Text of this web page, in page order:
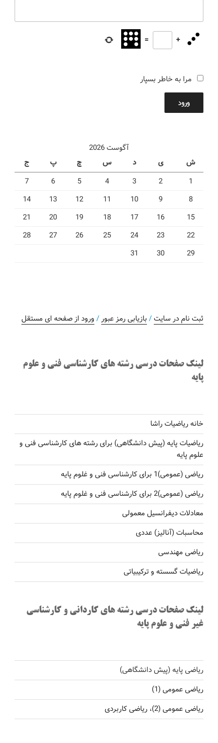
+
=
مرا به خاطر بسپار
ورود
آگوست 2026
ش
ی د س چ پ
ج
1
2
3
4
5
6
7
8
9
10
11
12
13
14
15
16
17
18
19
20
21
22
23
24
25
26
27
28
29
30
31
ثبت نام در سایت/ بازیابی رمز عبور/ ورود از صفحه ای مستقل
لینک صفحات درسی رشته های کارشناسی فنی و علوم
پایه
خانه ریاضیات راشا
ریاضیات پایه (پیش دانشگاهی) برای رشته های کارشناسی فنی و
علوم پایه
ریاضی (عمومی)1 برای کارشناسی فنی و غلوم پایه
ریاضی (عمومی)2 برای کارشناسی فنی و غلوم پایه
معادلات دیفرانسیل معمولی
محاسبات (آنالیز) عددی
ریاضی مهندسی
ریاضیات گسسته و ترکیبیاتی
لینک صفحات درسی رشته های کاردانی و کارشناسی
غیر فنی و علوم پایه
ریاضی پایه (پیش دانشگاهی)
ریاضی عمومی (1)
ریاضی عمومی (2)، ریاضی کاربردی